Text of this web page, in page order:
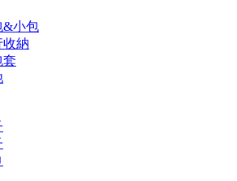
&小包
收納
套